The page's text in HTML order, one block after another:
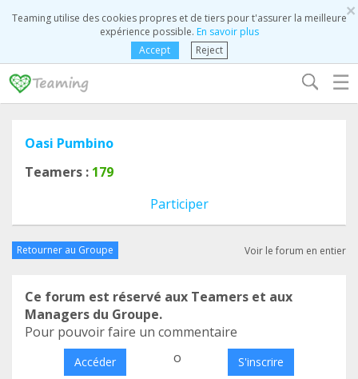
×
Teaming utilise des cookies propres et de tiers pour t'assurer la meilleure
expérience possible. En savoir plus
Accept
Reject
☰
Oasi Pumbino
Teamers : 179
Participer
Retourner au Groupe Voir le forum en entier
Ce forum est réservé aux Teamers et aux
Managers du Groupe.
Pour pouvoir faire un commentaire
Accéder o S'inscrire